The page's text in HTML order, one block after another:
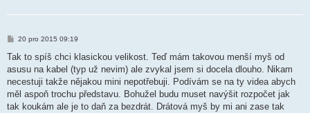
P
í
p
ě
e
k
20 pro 2015 09:19
Tak to spíš chci klasickou velikost. Teď mám takovou menší myš od
asusu na kabel (typ už nevim) ale zvykal jsem si docela dlouho. Nikam
necestuji takže nějakou mini nepotřebuji. Podívám se na ty videa abych
měl aspoň trochu představu. Bohužel budu muset navýšit rozpočet jak
tak koukám ale je to daň za bezdrát. Drátová myš by mi ani zase tak